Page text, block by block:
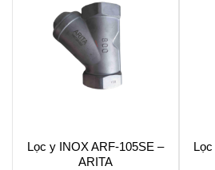
Lọc y INOX ARF-105SE –
ARITA